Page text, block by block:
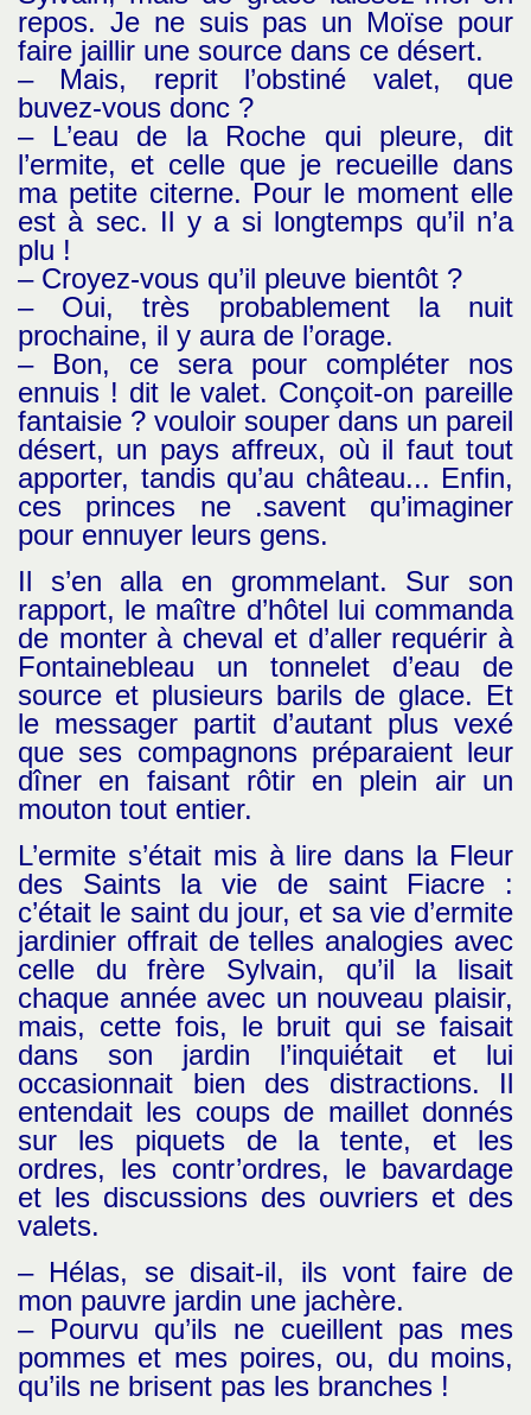
repos. Je ne suis pas un Moïse pour
faire jaillir une source dans ce désert.
– Mais, reprit l’obstiné valet, que
buvez-vous donc ?
– L’eau de la Roche qui pleure, dit
l’ermite, et celle que je recueille dans
ma petite citerne. Pour le moment elle
est à sec. Il y a si longtemps qu’il n’a
plu !
– Croyez-vous qu’il pleuve bientôt ?
– Oui, très probablement la nuit
prochaine, il y aura de l’orage.
– Bon, ce sera pour compléter nos
ennuis ! dit le valet. Conçoit-on pareille
fantaisie ? vouloir souper dans un pareil
désert, un pays affreux, où il faut tout
apporter, tandis qu’au château... Enfin,
ces princes ne .savent qu’imaginer
pour ennuyer leurs gens.
Il s’en alla en grommelant. Sur son
rapport, le maître d’hôtel lui commanda
de monter à cheval et d’aller requérir à
Fontainebleau un tonnelet d’eau de
source et plusieurs barils de glace. Et
le messager partit d’autant plus vexé
que ses compagnons préparaient leur
dîner en faisant rôtir en plein air un
mouton tout entier.
L’ermite s’était mis à lire dans la Fleur
des Saints la vie de saint Fiacre :
c’était le saint du jour, et sa vie d’ermite
jardinier offrait de telles analogies avec
celle du frère Sylvain, qu’il la lisait
chaque année avec un nouveau plaisir,
mais, cette fois, le bruit qui se faisait
dans son jardin l’inquiétait et lui
occasionnait bien des distractions. Il
entendait les coups de maillet donnés
sur les piquets de la tente, et les
ordres, les contr’ordres, le bavardage
et les discussions des ouvriers et des
valets.
– Hélas, se disait-il, ils vont faire de
mon pauvre jardin une jachère.
– Pourvu qu’ils ne cueillent pas mes
pommes et mes poires, ou, du moins,
qu’ils ne brisent pas les branches !